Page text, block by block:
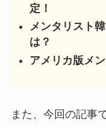
定！
メンタリスト
は？
アメリカ版メ
また、今回の記事